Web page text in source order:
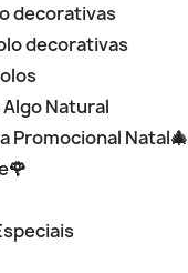
decorativas
decorativas
Natural
Promocional Natal🎄